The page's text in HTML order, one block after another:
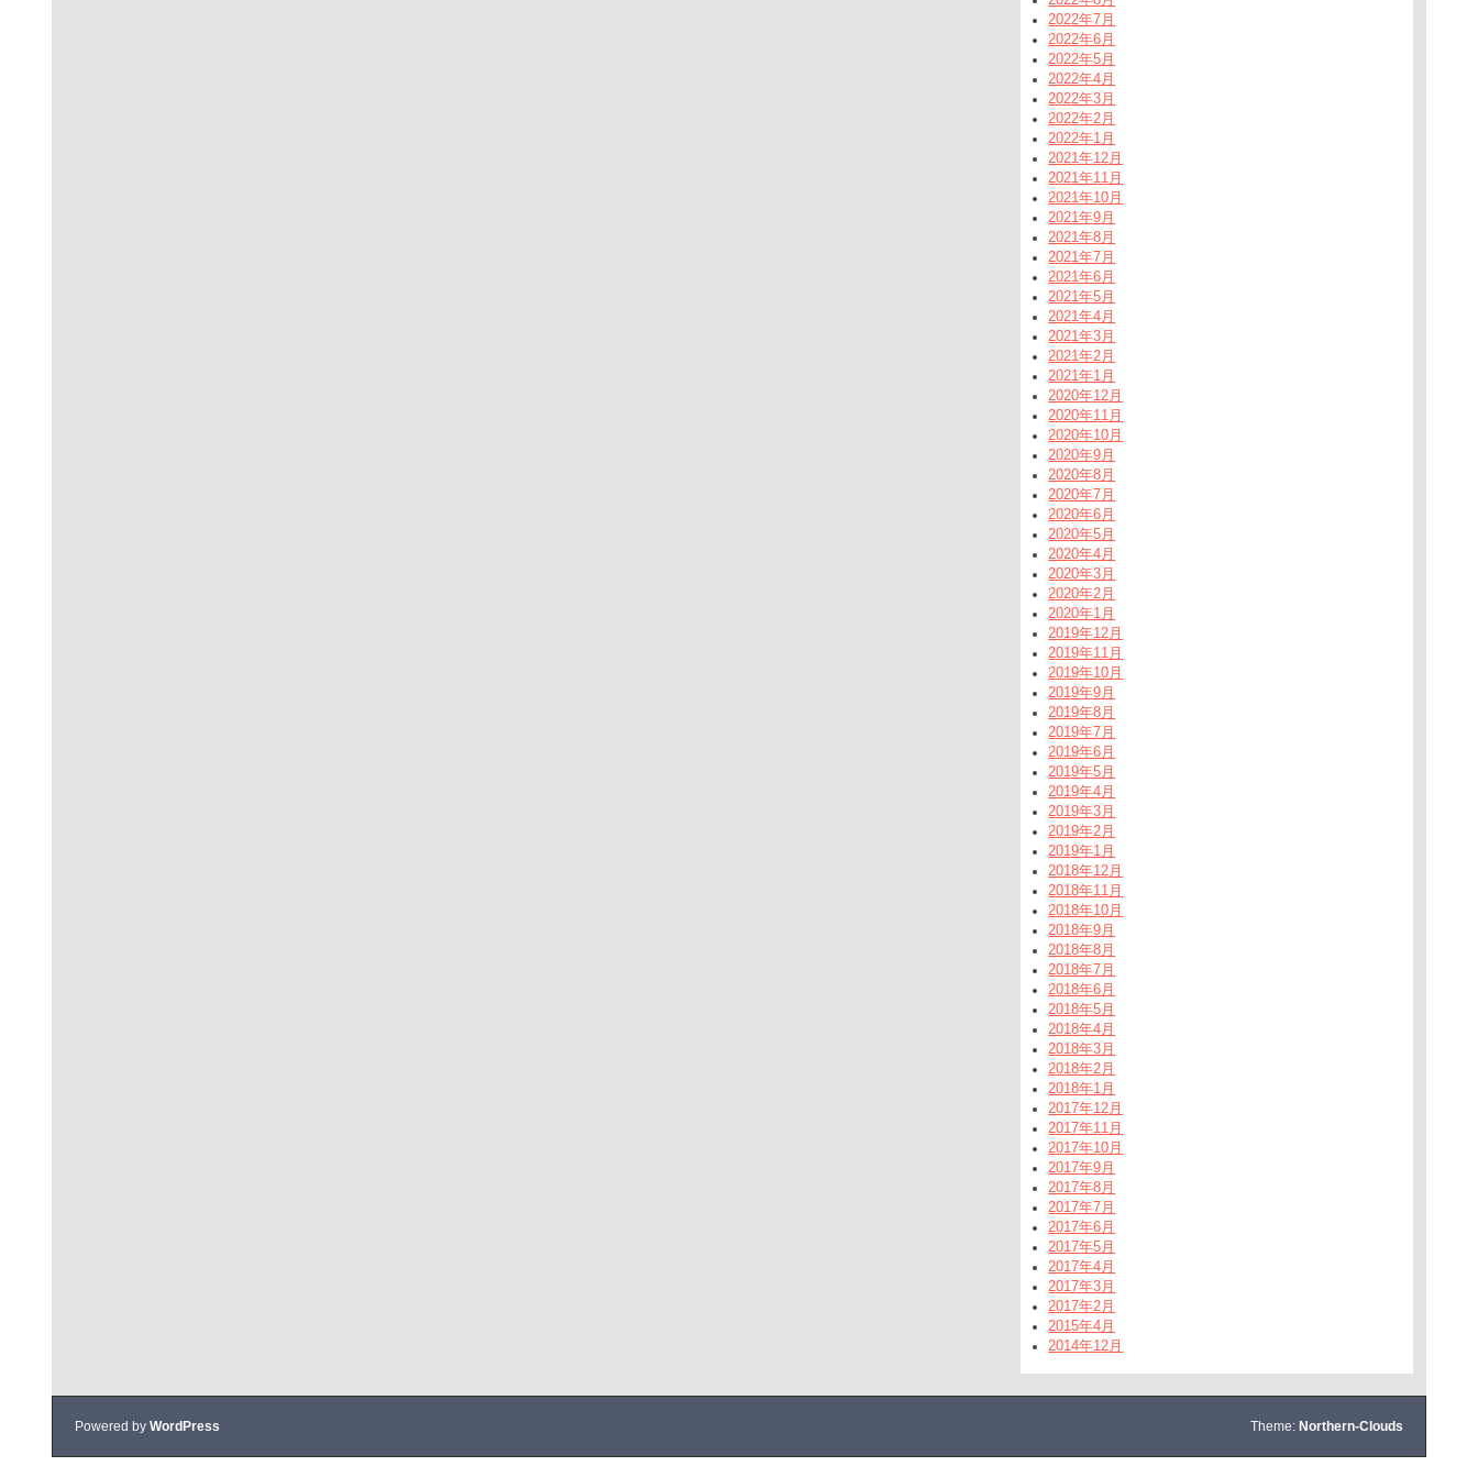
2022年7月
2022年6月
2022年5月
2022年4月
2022年3月
2022年2月
2022年1月
2021年12月
2021年11月
2021年10月
2021年9月
2021年8月
2021年7月
2021年6月
2021年5月
2021年4月
2021年3月
2021年2月
2021年1月
2020年12月
2020年11月
2020年10月
2020年9月
2020年8月
2020年7月
2020年6月
2020年5月
2020年4月
2020年3月
2020年2月
2020年1月
2019年12月
2019年11月
2019年10月
2019年9月
2019年8月
2019年7月
2019年6月
2019年5月
2019年4月
2019年3月
2019年2月
2019年1月
2018年12月
2018年11月
2018年10月
2018年9月
2018年8月
2018年7月
2018年6月
2018年5月
2018年4月
2018年3月
2018年2月
2018年1月
2017年12月
2017年11月
2017年10月
2017年9月
2017年8月
2017年7月
2017年6月
2017年5月
2017年4月
2017年3月
2017年2月
2015年4月
2014年12月
Theme: Northern-Clouds
Powered by WordPress